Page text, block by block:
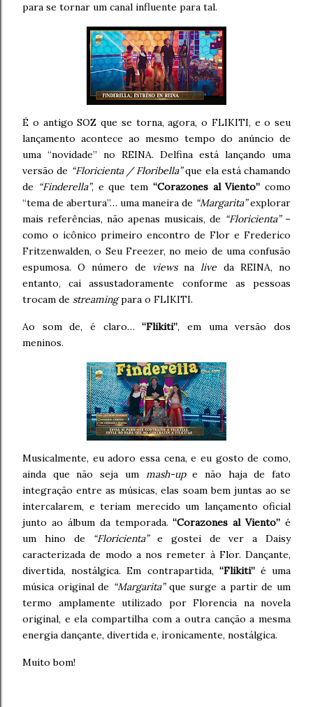
para se tornar um canal influente para tal.
É o antigo SOZ que se torna, agora, o FLIKITI, e o seu
lançamento acontece ao mesmo tempo do anúncio de
uma “novidade” no REINA. Delfina está lançando uma
versão de “Floricienta / Floribella”que ela está chamando
de “Finderella”, e que tem “Corazones al Viento” como
“tema de abertura”… uma maneira de “Margarita”explorar
mais referências, não apenas musicais, de “Floricienta”–
como o icônico primeiro encontro de Flor e Frederico
Fritzenwalden, o Seu Freezer, no meio de uma confusão
espumosa. O número de viewsnalive da REINA, no
entanto, cai assustadoramente conforme as pessoas
trocam de streamingpara o FLIKITI.
Ao som de, é claro…“Flikiti”, em uma versão dos
meninos.
Musicalmente, eu adoro essa cena, e eu gosto de como,
ainda que não seja um mash-upe não haja de fato
integração entre as músicas, elas soam bem juntas ao se
intercalarem, e teriam merecido um lançamento oficial
junto ao álbum da temporada.“Corazones al Viento” é
um hino de “Floricienta”e gostei de ver a Daisy
caracterizada de modo a nos remeter à Flor. Dançante,
divertida, nostálgica. Em contrapartida, “Flikiti”é uma
música original de “Margarita”que surge a partir de um
termo amplamente utilizado por Florencia na novela
original, e ela compartilha com a outra canção a mesma
energia dançante, divertida e, ironicamente, nostálgica.
Muito bom!